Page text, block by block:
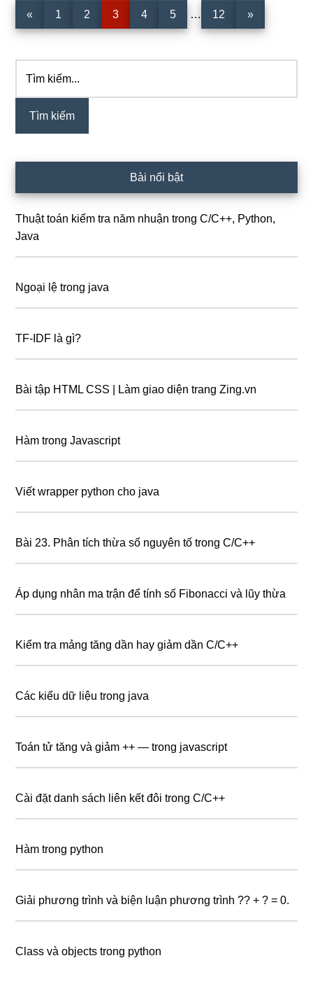
« Trang
1 Trang
2 Trang
3 Trang
4 Trang
5
Interim
… Trang
12 »
Sidebar
chính
kiếm...
Bài nổi bật
Thuật toán kiểm tra năm nhuận trong C/C++, Python,
Java
Ngoại lệ trong java
TF-IDF là gì?
Bài tập HTML CSS | Làm giao diện trang Zing.vn
Hàm trong Javascript
Viết wrapper python cho java
Bài 23. Phân tích thừa số nguyên tố trong C/C++
Áp dụng nhân ma trận để tính số Fibonacci và lũy thừa
Kiểm tra mảng tăng dần hay giảm dần C/C++
Các kiểu dữ liệu trong java
Toán tử tăng và giảm ++ — trong javascript
Cài đặt danh sách liên kết đôi trong C/C++
Hàm trong python
Giải phương trình và biện luận phương trình ?? + ? = 0.
Class và objects trong python